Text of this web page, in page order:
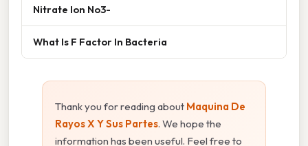
Nitrate Ion No3-
What Is F Factor In Bacteria
Thank you for reading about Maquina De
Rayos X Y Sus Partes. We hope the
information has been useful. Feel free to